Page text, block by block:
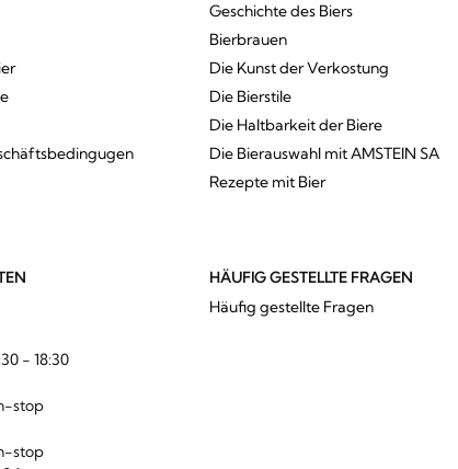
Geschichte des Biers
Bierbrauen
Die Kunst der Verkostung
Die Bierstile
Die Haltbarkeit der Biere
Die Bierauswahl mit AMSTEIN SA
Rezepte mit Bier
- 18:30
stop
stop
HÄUFIG GESTELLTE FRAGEN
Häufig gestellte Fragen